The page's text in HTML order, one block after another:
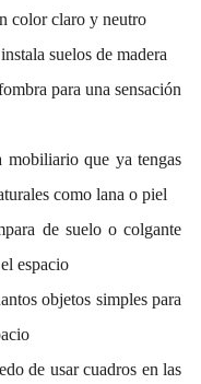
color claro y neutro
suelos de madera
para una sensación
mobiliario que ya tengas
como lana o piel
de suelo o colgante
espacio
objetos simples para
de usar cuadros en las